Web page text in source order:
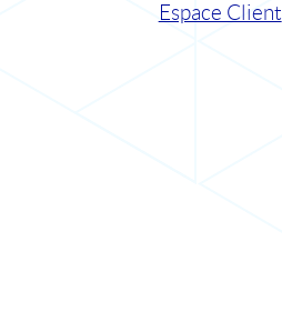
Espace Client